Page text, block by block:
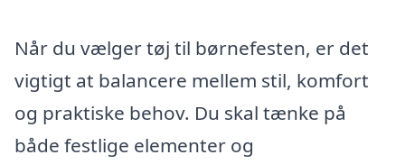
Når du vælger tøj til børnefesten, er det
vigtigt at balancere mellem stil, komfort
og praktiske behov. Du skal tænke på
både festlige elementer og